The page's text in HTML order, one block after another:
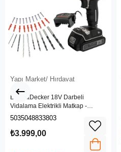
Yapı Market/ Hırdavat
Black&Decker 18V Darbeli
Vidalama Elektrikli Matkap -
BDCHD18SC1K-QW
5035048833803
₺3.999,00